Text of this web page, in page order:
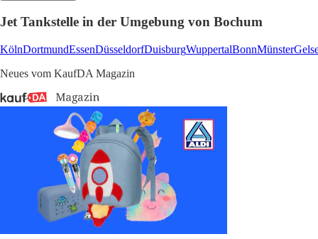
Jet Tankstelle in der Umgebung von Bochum
KölnDortmundEssenDüsseldorfDuisburgWuppertalBonnMünster
Neues vom KaufDA Magazin